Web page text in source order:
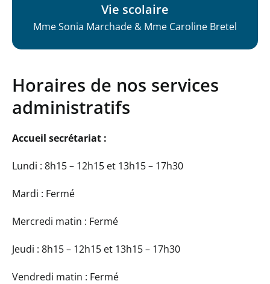
Vie scolaire
Mme Sonia Marchade & Mme Caroline Bretel
Horaires de nos services
administratifs
Accueil secrétariat :
Lundi : 8h15 – 12h15 et 13h15 – 17h30
Mardi : Fermé
Mercredi matin : Fermé
Jeudi : 8h15 – 12h15 et 13h15 – 17h30
Vendredi matin : Fermé